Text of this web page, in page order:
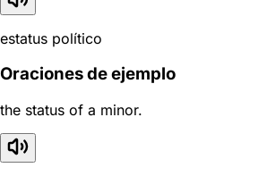
estatus político
Oraciones de ejemplo
the status of a minor.